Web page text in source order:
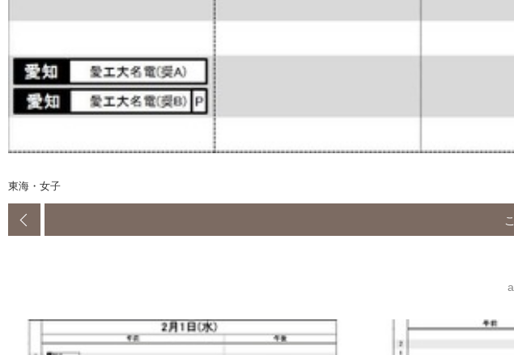
東海・女子